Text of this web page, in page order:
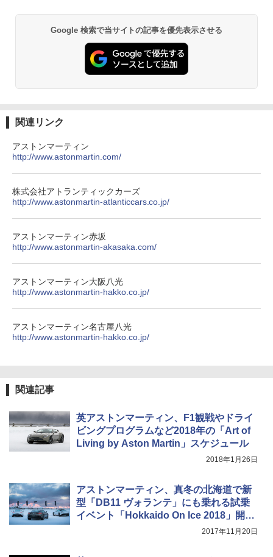
Google 検索で当サイトの記事を優先表示させる
関連リンク
アストンマーティン
http://www.astonmartin.com/
株式会社アトランティックカーズ
http://www.astonmartin-atlanticcars.co.jp/
アストンマーティン赤坂
http://www.astonmartin-akasaka.com/
アストンマーティン大阪八光
http://www.astonmartin-hakko.co.jp/
アストンマーティン名古屋八光
http://www.astonmartin-hakko.co.jp/
関連記事
英アストンマーティン、F1観戦やドライ
ビングプログラムなど2018年の「Art of
Living by Aston Martin」スケジュール
2018年1月26日
アストンマーティン、真冬の北海道で新
型「DB11 ヴォランテ」にも乗れる試乗
イベント「Hokkaido On Ice 2018」開
2017年11月20日